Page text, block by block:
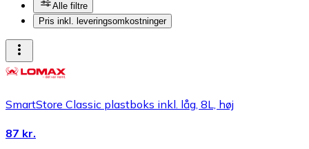
Alle filtre
Pris inkl. leveringsomkostninger
SmartStore Classic plastboks inkl. låg, 8L, høj
87 kr.